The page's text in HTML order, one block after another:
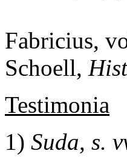
Fabricius,
Schoell,
Testimonia
1) Suda, s.